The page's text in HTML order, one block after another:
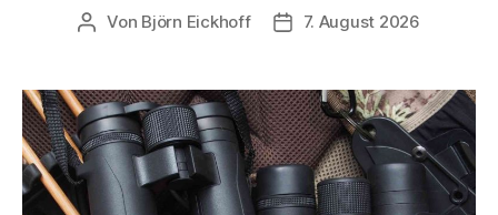
Beitragsautor
Von Björn Eickhoff Veröffentlichungsdatum
7. August 2026